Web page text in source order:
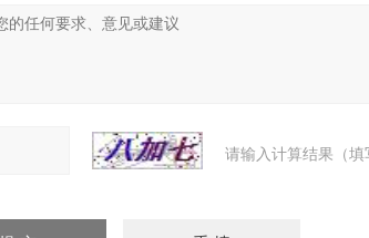
请输入计算结果（